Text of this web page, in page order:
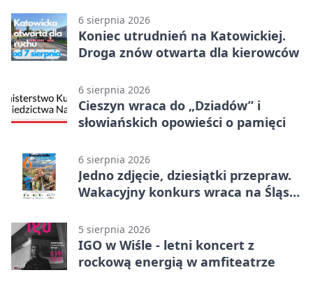
6 sierpnia 2026
Koniec utrudnień na Katowickiej.
Droga znów otwarta dla kierowców
6 sierpnia 2026
Cieszyn wraca do „Dziadów” i
słowiańskich opowieści o pamięci
6 sierpnia 2026
Jedno zdjęcie, dziesiątki przepraw.
Wakacyjny konkurs wraca na Śląsk
5 sierpnia 2026
IGO w Wiśle - letni koncert z
rockową energią w amfiteatrze